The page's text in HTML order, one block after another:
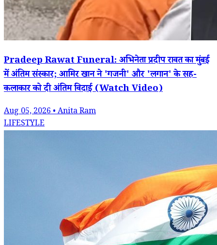
Pradeep Rawat Funeral: अभिनेता प्रदीप रावत का मुंबई
में अंतिम संस्कार; आमिर खान ने 'गजनी' और 'लगान' के सह-
कलाकार को दी अंतिम विदाई (Watch Video)
Aug 05, 2026 • Anita Ram
LIFESTYLE